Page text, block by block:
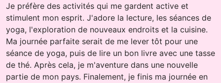
Je préfère des activités qui me gardent active et
stimulent mon esprit. J'adore la lecture, les séances de
yoga, l'exploration de nouveaux endroits et la cuisine.
Ma journée parfaite serait de me lever tôt pour une
séance de yoga, puis de lire un bon livre avec une tasse
de thé. Après cela, je m'aventure dans une nouvelle
partie de mon pays. Finalement, je finis ma journée en